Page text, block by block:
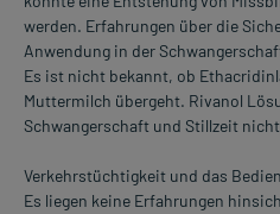
werden. Erfahrungen über die
Anwendung in der
Es ist nicht bekannt, ob
Muttermilch übergeht. Rivanol
Schwangerschaft und Stillzeit
Verkehrstüchtigkeit und das
Es liegen keine Erfahrungen